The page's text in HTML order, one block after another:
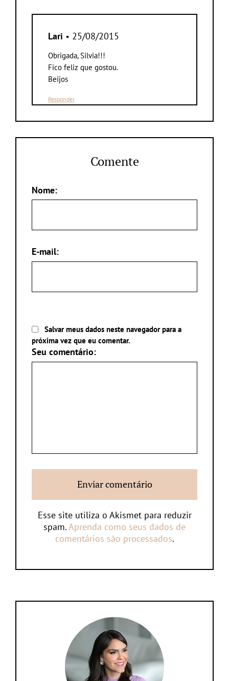
Lari • 25/08/2015
Obrigada, Silvia!!!
Fico feliz que gostou.
Beijos
Responder
Comente
Nome:
E-mail:
Salvar meus dados neste navegador para a
próxima vez que eu comentar.
Seu comentário:
Esse site utiliza o Akismet para reduzir
spam.Aprenda como seus dados de
comentários são processados.